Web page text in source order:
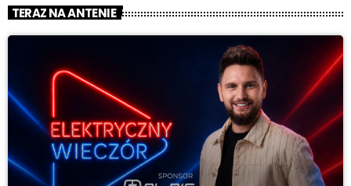
TERAZ NA ANTENIE